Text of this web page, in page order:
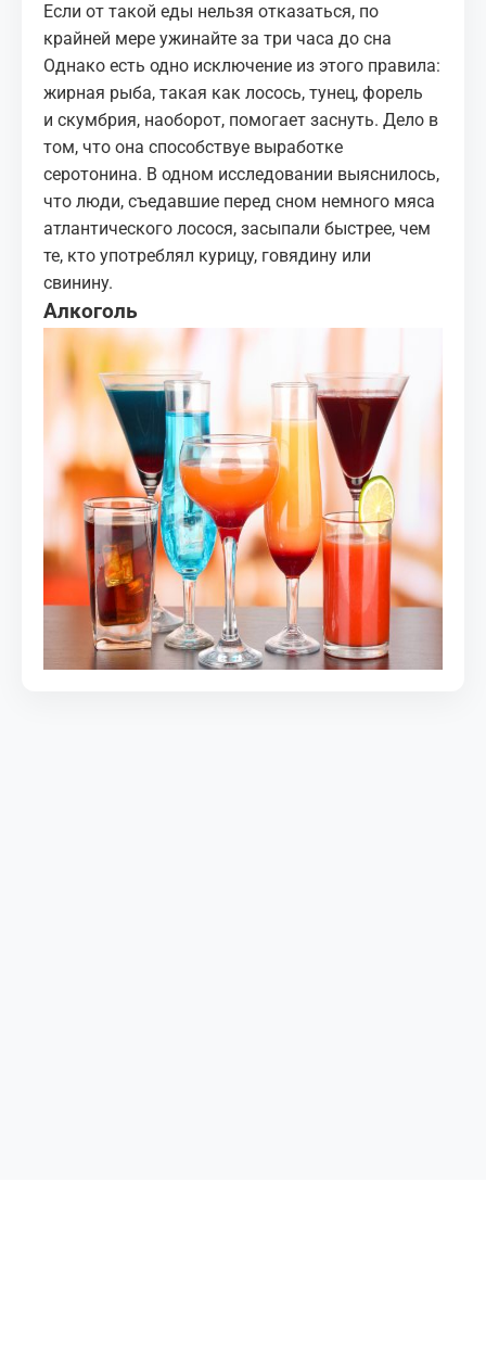
Если от такой еды нельзя отказаться, по
крайней мере ужинайте за три часа до сна
Однако есть одно исключение из этого правила:
жирная рыба, такая как лосось, тунец, форель
и скумбрия, наоборот, помогает заснуть. Дело в
том, что она способствуе выработке
серотонина. В одном исследовании выяснилось,
что люди, съедавшие перед сном немного мяса
атлантического лосося, засыпали быстрее, чем
те, кто употреблял курицу, говядину или
свинину.
Алкоголь